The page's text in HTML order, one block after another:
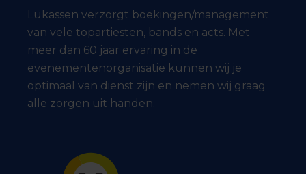
Lukassen verzorgt boekingen/management
van vele topartiesten, bands en acts. Met
meer dan 60 jaar ervaring in de
evenementenorganisatie kunnen wij je
optimaal van dienst zijn en nemen wij graag
alle zorgen uit handen.